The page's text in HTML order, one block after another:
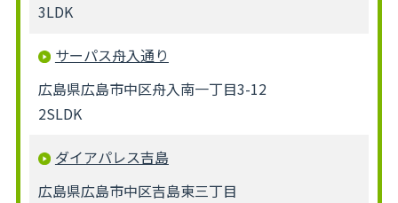
3LDK
サーパス舟入通り
広島県広島市中区舟入南一丁目3-12
2SLDK
ダイアパレス吉島
広島県広島市中区吉島東三丁目